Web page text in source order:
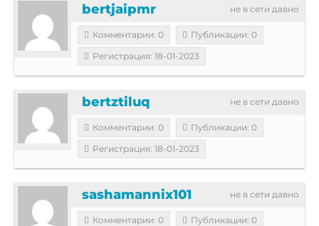
не в сети давно
bertjaipmr
Комментарии: 0
Публикации: 0
Регистрация: 18-01-2023
не в сети давно
bertztiluq
Комментарии: 0
Публикации: 0
Регистрация: 18-01-2023
не в сети давно
sashamannix101
Комментарии: 0
Публикации: 0